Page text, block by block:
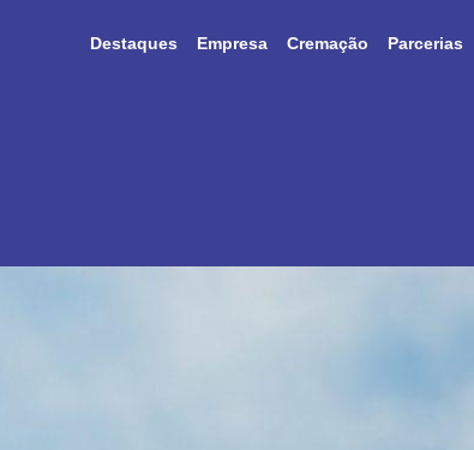
Destaques Empresa Cremação Parcerias